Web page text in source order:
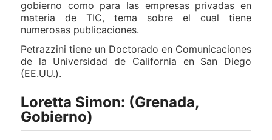
gobierno como para las empresas privadas en
materia de TIC, tema sobre el cual tiene
numerosas publicaciones.
Petrazzini tiene un Doctorado en Comunicaciones
de la Universidad de California en San Diego
(EE.UU.).
Loretta Simon: (Grenada,
Gobierno)